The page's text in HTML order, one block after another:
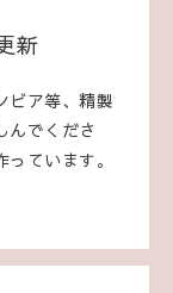
新
ビア等、精製
んでくださ
ています。